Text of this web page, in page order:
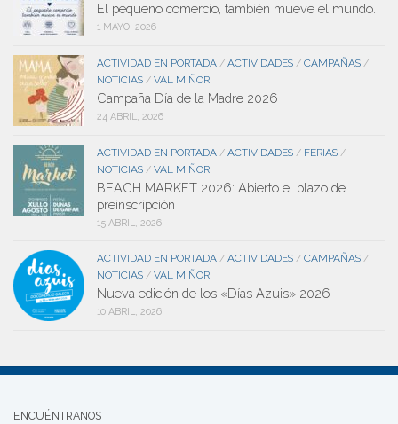
El pequeño comercio, también mueve el mundo.
1 MAYO, 2026
ACTIVIDAD EN PORTADA / ACTIVIDADES / CAMPAÑAS /
NOTICIAS / VAL MIÑOR
Campaña Día de la Madre 2026
24 ABRIL, 2026
ACTIVIDAD EN PORTADA / ACTIVIDADES / FERIAS /
NOTICIAS / VAL MIÑOR
BEACH MARKET 2026: Abierto el plazo de
preinscripción
15 ABRIL, 2026
ACTIVIDAD EN PORTADA / ACTIVIDADES / CAMPAÑAS /
NOTICIAS / VAL MIÑOR
Nueva edición de los «Días Azuis» 2026
10 ABRIL, 2026
ENCUÉNTRANOS